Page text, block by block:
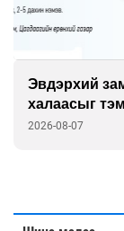
Эвдэрхий
халаасыг
2026-08-07